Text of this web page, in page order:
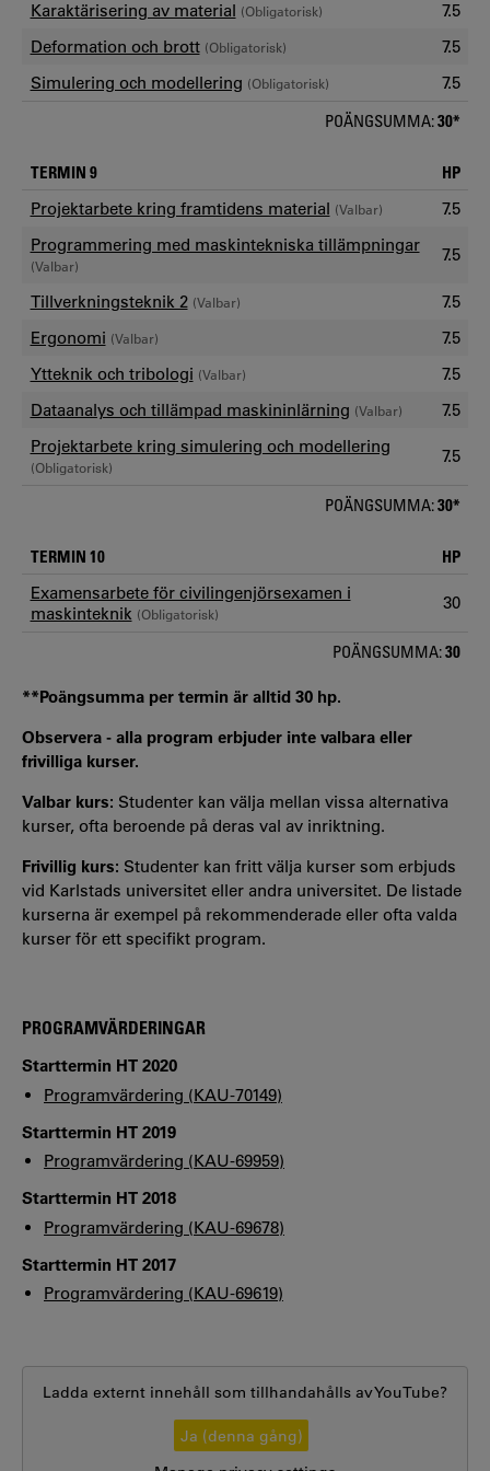
Karaktärisering av material (Obligatorisk)
7.5
Deformation och brott (Obligatorisk)
7.5
Simulering och modellering (Obligatorisk) 7.5
POÄNGSUMMA:30*
TERMIN 9 HP
Projektarbete kring framtidens material (Valbar)
7.5
Programmering med maskintekniska tillämpningar
(Valbar)
7.5
Tillverkningsteknik 2 (Valbar)
7.5
Ergonomi (Valbar)
7.5
Ytteknik och tribologi (Valbar)
7.5
Dataanalys och tillämpad maskininlärning (Valbar)
7.5
Projektarbete kring simulering och modellering
(Obligatorisk)
7.5
POÄNGSUMMA:30*
TERMIN 10 HP
Examensarbete för civilingenjörsexamen i
maskinteknik (Obligatorisk)
30
POÄNGSUMMA:30
**Poängsumma per termin är alltid 30 hp.
Observera - alla program erbjuder inte valbara eller
frivilliga kurser.
Valbar kurs: Studenter kan välja mellan vissa alternativa
kurser, ofta beroende på deras val av inriktning.
Frivillig kurs: Studenter kan fritt välja kurser som erbjuds
vid Karlstads universitet eller andra universitet. De listade
kurserna är exempel på rekommenderade eller ofta valda
kurser för ett specifikt program.
PROGRAMVÄRDERINGAR
Starttermin HT 2020
Programvärdering (KAU-70149)
Starttermin HT 2019
Programvärdering (KAU-69959)
Starttermin HT 2018
Programvärdering (KAU-69678)
Starttermin HT 2017
Programvärdering (KAU-69619)
Ladda externt innehåll som tillhandahålls avYouTube?
Ja (denna gång)